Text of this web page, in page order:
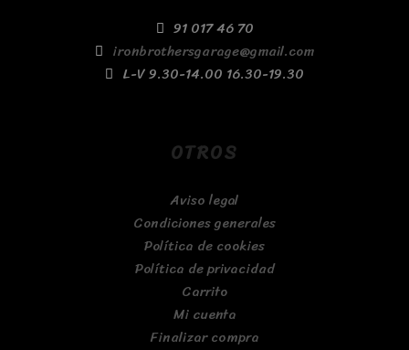
91 017 46 70
ironbrothersgarage@gmail.com
L-V 9.30-14.00 16.30-19.30
OTROS
Aviso legal
Condiciones generales
Política de cookies
Política de privacidad
Carrito
Mi cuenta
Finalizar compra